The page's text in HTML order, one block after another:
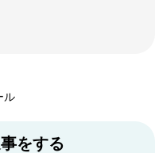
ル
をする